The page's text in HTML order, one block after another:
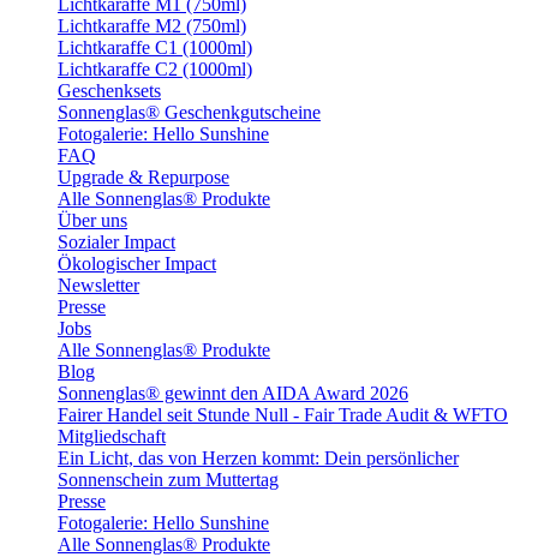
Lichtkaraffe M1 (750ml)
Lichtkaraffe M2 (750ml)
Lichtkaraffe C1 (1000ml)
Lichtkaraffe C2 (1000ml)
Geschenksets
Sonnenglas® Geschenkgutscheine
Fotogalerie: Hello Sunshine
FAQ
Upgrade & Repurpose
Alle Sonnenglas® Produkte
Über uns
Sozialer Impact
Ökologischer Impact
Newsletter
Presse
Jobs
Alle Sonnenglas® Produkte
Blog
Sonnenglas® gewinnt den AIDA Award 2026
Fairer Handel seit Stunde Null - Fair Trade Audit & WFTO
Mitgliedschaft
Ein Licht, das von Herzen kommt: Dein persönlicher
Sonnenschein zum Muttertag
Presse
Fotogalerie: Hello Sunshine
Alle Sonnenglas® Produkte